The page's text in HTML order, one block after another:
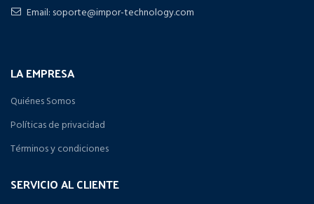
Email: soporte@impor-technology.com
LA EMPRESA
Quiénes Somos
Políticas de privacidad
Términos y condiciones
SERVICIO AL CLIENTE